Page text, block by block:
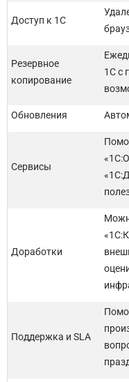
Доступ к 1С
Резервное
копирование
1С с
Обновления
Сервисы
Доработки
Поддержка и SLA